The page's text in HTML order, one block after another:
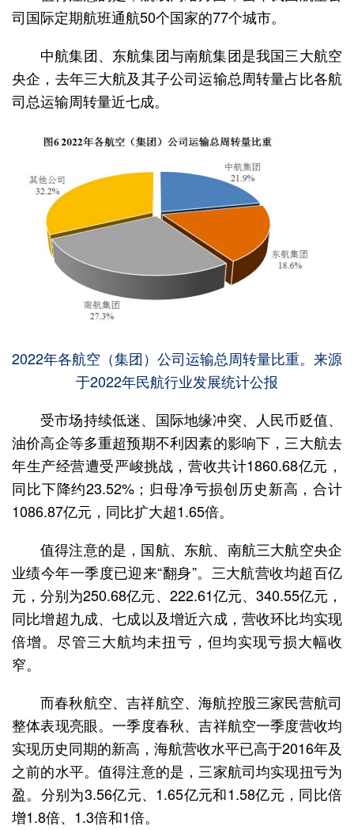
司国际定期航班通航50个国家的77个城市。
中航集团、东航集团与南航集团是我国三大航空
央企，去年三大航及其子公司运输总周转量占比各航
司总运输周转量近七成。
2022年各航空（集团）公司运输总周转量比重。来源
于2022年民航行业发展统计公报
受市场持续低迷、国际地缘冲突、人民币贬值、
油价高企等多重超预期不利因素的影响下，三大航去
年生产经营遭受严峻挑战，营收共计1860.68亿元，
同比下降约23.52%；归母净亏损创历史新高，合计
1086.87亿元，同比扩大超1.65倍。
值得注意的是，国航、东航、南航三大航空央企
业绩今年一季度已迎来“翻身”。三大航营收均超百亿
元，分别为250.68亿元、222.61亿元、340.55亿元，
同比增超九成、七成以及增近六成，营收环比均实现
倍增。尽管三大航均未扭亏，但均实现亏损大幅收
窄。
而春秋航空、吉祥航空、海航控股三家民营航司
整体表现亮眼。一季度春秋、吉祥航空一季度营收均
实现历史同期的新高，海航营收水平已高于2016年及
之前的水平。值得注意的是，三家航司均实现扭亏为
盈。分别为3.56亿元、1.65亿元和1.58亿元，同比倍
增1.8倍、1.3倍和1倍。